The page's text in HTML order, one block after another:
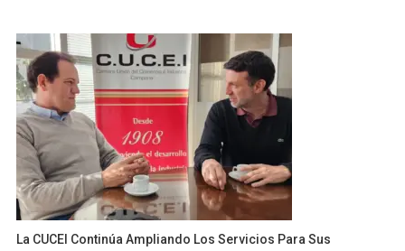
La CUCEI Continúa Ampliando Los Servicios Para Sus